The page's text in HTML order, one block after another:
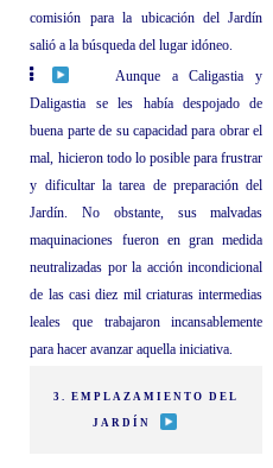
comisión para la ubicación del Jardín
salió a la búsqueda del lugar idóneo.
Aunque a Caligastia y
Daligastia se les había despojado de
buena parte de su capacidad para obrar el
mal, hicieron todo lo posible para frustrar
y dificultar la tarea de preparación del
Jardín. No obstante, sus malvadas
maquinaciones fueron en gran medida
neutralizadas por la acción incondicional
de las casi diez mil criaturas intermedias
leales que trabajaron incansablemente
para hacer avanzar aquella iniciativa.
3. EMPLAZAMIENTO DEL
JARDÍN